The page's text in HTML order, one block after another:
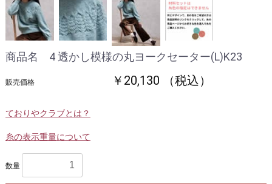
商品名 4 透かし模様の丸ヨークセーター(L)K23
販売価格 ￥20,130 （税込）
ておりやクラブとは？
糸の表示重量について
数量